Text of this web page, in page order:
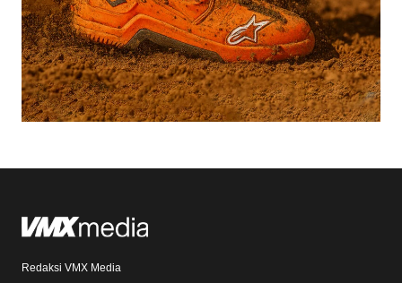
Redaksi VMX Media